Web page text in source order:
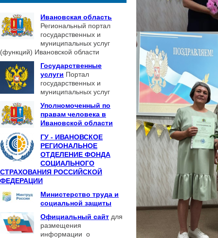
Ивановская область
Региональный портал
государственных и
муниципальных услуг
(функций) Ивановской области
Государственные
услуги Портал
государственных и
муниципальных услуг
Уполномоченный по
правам человека в
Ивановской области
ГУ - ИВАНОВСКОЕ
РЕГИОНАЛЬНОЕ
ОТДЕЛЕНИЕ ФОНДА
СОЦИАЛЬНОГО
СТРАХОВАНИЯ РОССИЙСКОЙ
ФЕДЕРАЦИИ
Министерство труда и
социальной защиты
Официальный сайт для
размещения
информации о